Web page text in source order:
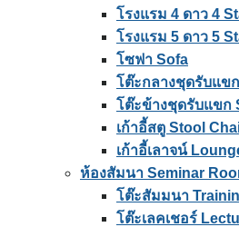
โรงแรม 4 ดาว 4
โรงแรม 5 ดาว 5
โซฟา Sofa
โต๊ะกลางชุดรับแข
โต๊ะข้างชุดรับแขก
เก้าอี้สตู Stool
เก้าอี้เลาจน์
ห้องสัมนา Seminar
โต๊ะสัมมนา
โต๊ะเลคเชอร์